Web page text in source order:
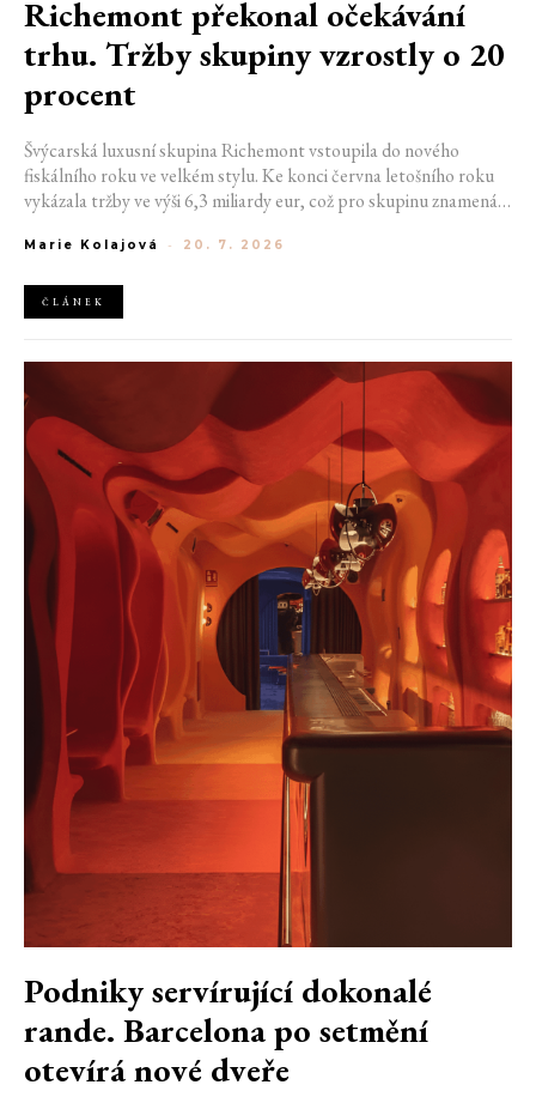
Richemont překonal očekávání
trhu. Tržby skupiny vzrostly o 20
procent
Švýcarská luxusní skupina Richemont vstoupila do nového
fiskálního roku ve velkém stylu. Ke konci června letošního roku
vykázala tržby ve výši 6,3 miliardy eur, což pro skupinu znamená
luxusním zůstává i přes přetrvávající ekonomickou nejistotu
Marie Kolajová - 20. 7. 2026
ČLÁNEK
Podniky servírující dokonalé
rande. Barcelona po setmění
otevírá nové dveře